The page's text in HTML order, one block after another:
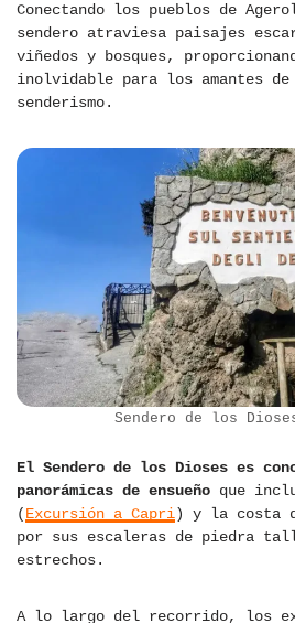
Conectando los pueblos de
sendero atraviesa paisajes
viñedos y bosques,
inolvidable para los amantes
senderismo.
Sendero de los
El Sendero de los Dioses es
panorámicas de ensueño que
(Excursión a Capri) y la costa
por sus escaleras de piedra
estrechos.
A lo largo del recorrido, los